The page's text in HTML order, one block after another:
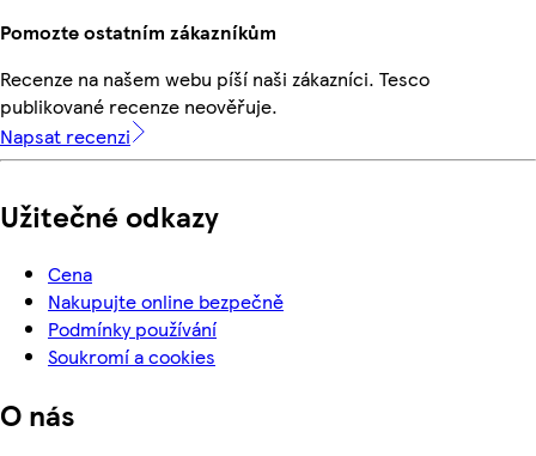
Pomozte ostatním zákazníkům
Recenze na našem webu píší naši zákazníci. Tesco
publikované recenze neověřuje.
Napsat recenzi
Užitečné odkazy
Cena
Nakupujte online bezpečně
Podmínky používání
Soukromí a cookies
O nás